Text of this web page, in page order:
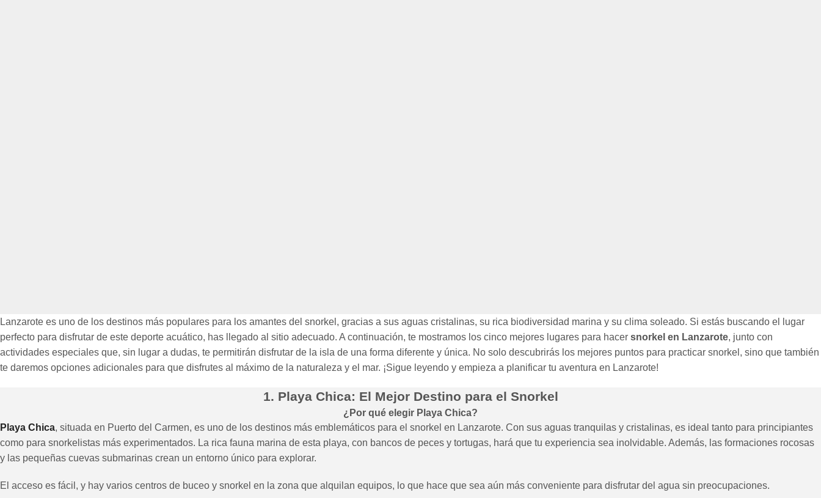
Lanzarote es uno de los destinos más populares para los amantes del snorkel, gracias a sus aguas cristalinas, su rica biodiversidad marina y su clima soleado. Si estás buscando el lugar
perfecto para disfrutar de este deporte acuático, has llegado al sitio adecuado. A continuación, te mostramos los cinco mejores lugares para hacer snorkel en Lanzarote, junto con
actividades especiales que, sin lugar a dudas, te permitirán disfrutar de la isla de una forma diferente y única. No solo descubrirás los mejores puntos para practicar snorkel, sino que también
te daremos opciones adicionales para que disfrutes al máximo de la naturaleza y el mar. ¡Sigue leyendo y empieza a planificar tu aventura en Lanzarote!
1. Playa Chica: El Mejor Destino para el Snorkel
¿Por qué elegir Playa Chica?
Playa Chica, situada en Puerto del Carmen, es uno de los destinos más emblemáticos para el snorkel en Lanzarote. Con sus aguas tranquilas y cristalinas, es ideal tanto para principiantes
como para snorkelistas más experimentados. La rica fauna marina de esta playa, con bancos de peces y tortugas, hará que tu experiencia sea inolvidable. Además, las formaciones rocosas
y las pequeñas cuevas submarinas crean un entorno único para explorar.
El acceso es fácil, y hay varios centros de buceo y snorkel en la zona que alquilan equipos, lo que hace que sea aún más conveniente para disfrutar del agua sin preocupaciones.